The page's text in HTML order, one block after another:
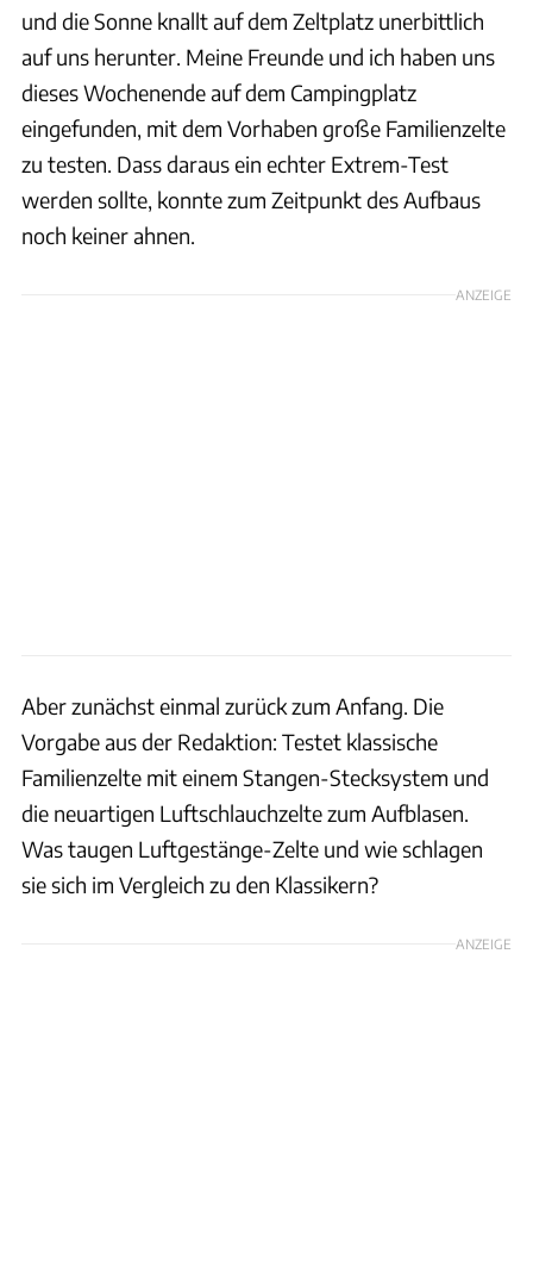
und die Sonne knallt auf dem Zeltplatz unerbittlich
auf uns herunter. Meine Freunde und ich haben uns
dieses Wochenende auf dem Campingplatz
eingefunden, mit dem Vorhaben große Familienzelte
zu testen. Dass daraus ein echter Extrem-Test
werden sollte, konnte zum Zeitpunkt des Aufbaus
noch keiner ahnen.
ANZEIGE
Aber zunächst einmal zurück zum Anfang. Die
Vorgabe aus der Redaktion: Testet klassische
Familienzelte mit einem Stangen-Stecksystem und
die neuartigen Luftschlauchzelte zum Aufblasen.
Was taugen Luftgestänge-Zelte und wie schlagen
sie sich im Vergleich zu den Klassikern?
ANZEIGE